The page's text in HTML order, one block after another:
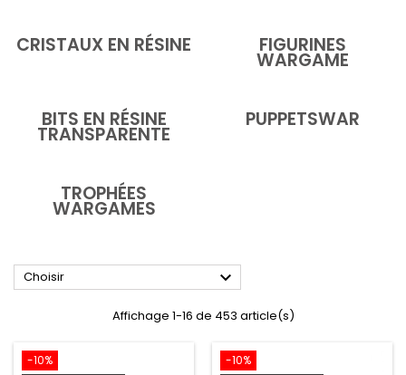
CRISTAUX EN RÉSINE FIGURINES
WARGAME
BITS EN RÉSINE
TRANSPARENTE
PUPPETSWAR
TROPHÉES
WARGAMES
Choisir 
Affichage 1-16 de 453 article(s)
-10%
-10%